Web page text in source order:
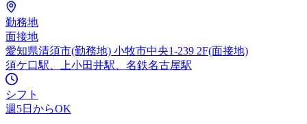
勤務地
面接地
愛知県清須市(勤務地) 小牧市中央1-239 2F(面接地)
須ケ口駅、上小田井駅、名鉄名古屋駅
シフト
週5日からOK